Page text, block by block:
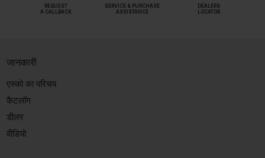
REQUEST
A CALLBACK
SERVICE & PURCHASE
ASSISTANCE
DEALERS
LOCATOR
जानकारी
एस्को का परिचय
कैटलॉग
डीलर
वीडियो